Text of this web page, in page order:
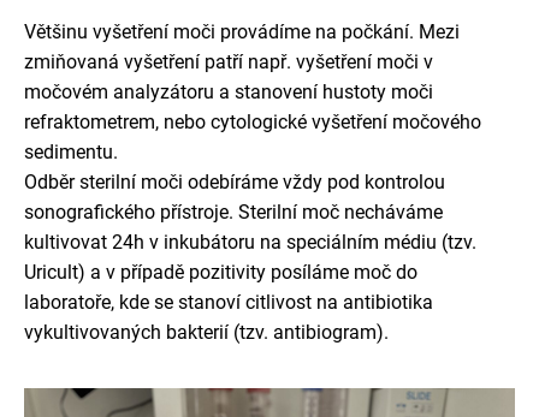
Většinu vyšetření moči provádíme na počkání. Mezi
zmiňovaná vyšetření patří např. vyšetření moči v
močovém analyzátoru a stanovení hustoty moči
refraktometrem, nebo cytologické vyšetření močového
sedimentu.
Odběr sterilní moči odebíráme vždy pod kontrolou
sonografického přístroje. Sterilní moč necháváme
kultivovat 24h v inkubátoru na speciálním médiu (tzv.
Uricult) a v případě pozitivity posíláme moč do
laboratoře, kde se stanoví citlivost na antibiotika
vykultivovaných bakterií (tzv. antibiogram).